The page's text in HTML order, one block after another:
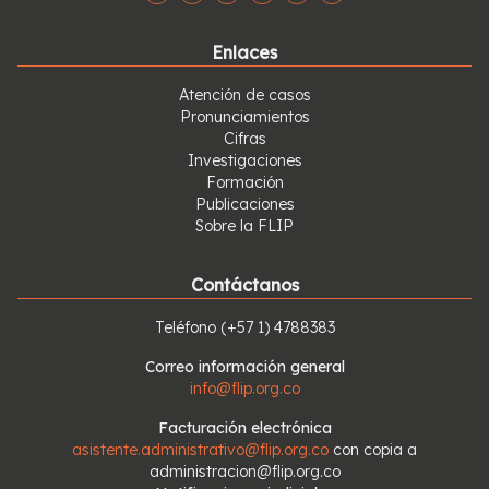
Enlaces
Atención de casos
Pronunciamientos
Cifras
Investigaciones
Formación
Publicaciones
Sobre la FLIP
Contáctanos
Teléfono (+57 1) 4788383
Correo información general
info@flip.org.co
Facturación electrónica
asistente.administrativo@flip.org.co con copia a
administracion@flip.org.co